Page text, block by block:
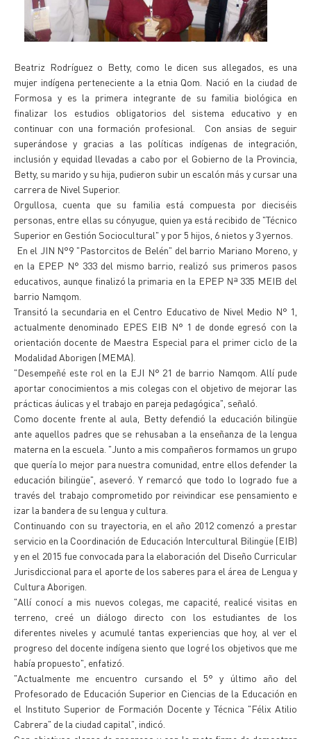
Beatriz Rodríguez o Betty, como le dicen sus allegados, es una
mujer indígena perteneciente a la etnia Qom. Nació en la ciudad de
Formosa y es la primera integrante de su familia biológica en
finalizar los estudios obligatorios del sistema educativo y en
continuar con una formación profesional. Con ansias de seguir
superándose y gracias a las políticas indígenas de integración,
inclusión y equidad llevadas a cabo por el Gobierno de la Provincia,
Betty, su marido y su hija, pudieron subir un escalón más y cursar una
carrera de Nivel Superior.
Orgullosa, cuenta que su familia está compuesta por dieciséis
personas, entre ellas su cónyugue, quien ya está recibido de "Técnico
Superior en Gestión Sociocultural" y por 5 hijos, 6 nietos y 3 yernos.
En el JIN N°9 "Pastorcitos de Belén" del barrio Mariano Moreno, y
en la EPEP N° 333 del mismo barrio, realizó sus primeros pasos
educativos, aunque finalizó la primaria en la EPEP Nª 335 MEIB del
barrio Namqom.
Transitó la secundaria en el Centro Educativo de Nivel Medio N° 1,
actualmente denominado EPES EIB N° 1 de donde egresó con la
orientación docente de Maestra Especial para el primer ciclo de la
Modalidad Aborigen (MEMA).
"Desempeñé este rol en la EJI N° 21 de barrio Namqom. Allí pude
aportar conocimientos a mis colegas con el objetivo de mejorar las
prácticas áulicas y el trabajo en pareja pedagógica", señaló.
Como docente frente al aula, Betty defendió la educación bilingüe
ante aquellos padres que se rehusaban a la enseñanza de la lengua
materna en la escuela. "Junto a mis compañeros formamos un grupo
que quería lo mejor para nuestra comunidad, entre ellos defender la
educación bilingüe", aseveró. Y remarcó que todo lo logrado fue a
través del trabajo comprometido por reivindicar ese pensamiento e
izar la bandera de su lengua y cultura.
Continuando con su trayectoria, en el año 2012 comenzó a prestar
servicio en la Coordinación de Educación Intercultural Bilingüe (EIB)
y en el 2015 fue convocada para la elaboración del Diseño Curricular
Jurisdiccional para el aporte de los saberes para el área de Lengua y
Cultura Aborigen.
"Allí conocí a mis nuevos colegas, me capacité, realicé visitas en
terreno, creé un diálogo directo con los estudiantes de los
diferentes niveles y acumulé tantas experiencias que hoy, al ver el
progreso del docente indígena siento que logré los objetivos que me
había propuesto", enfatizó.
"Actualmente me encuentro cursando el 5° y último año del
Profesorado de Educación Superior en Ciencias de la Educación en
el Instituto Superior de Formación Docente y Técnica "Félix Atilio
Cabrera" de la ciudad capital", indicó.